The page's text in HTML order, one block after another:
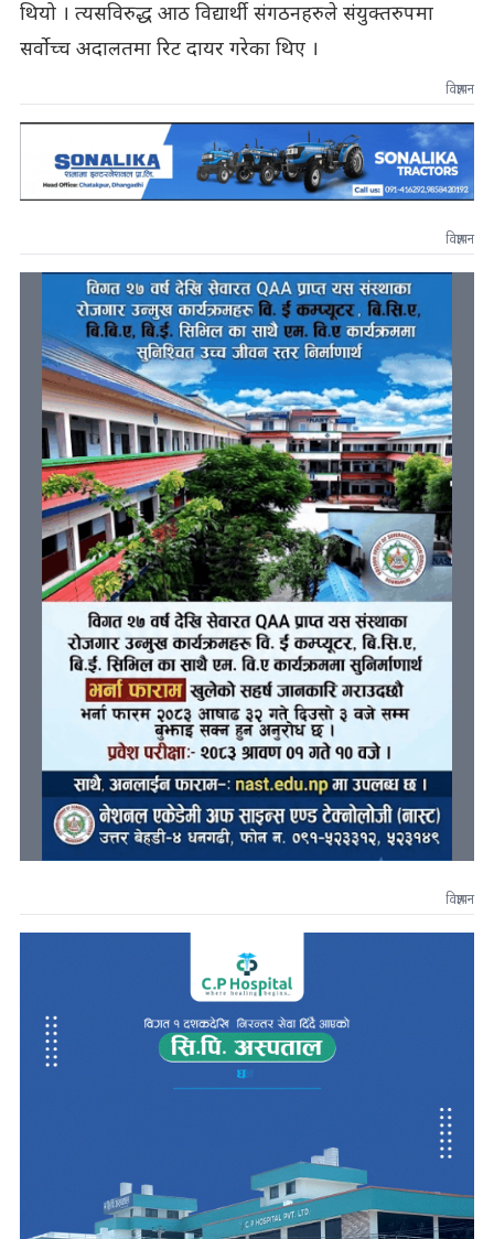
थियो । त्यसविरुद्ध आठ विद्यार्थी संगठनहरुले संयुक्तरुपमा
सर्वोच्च अदालतमा रिट दायर गरेका थिए ।
विज्ञापन
विज्ञापन
विज्ञापन